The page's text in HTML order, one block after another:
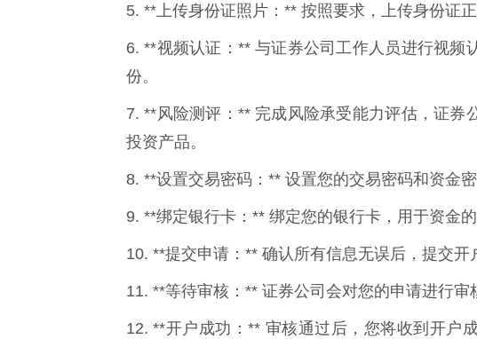
5. **上传身份证照片：** 按照要求，上传身份证
6. **视频认证：** 与证券公司工作人员进行视频
份。
7. **风险测评：** 完成风险承受能力评估，证券
投资产品。
8. **设置交易密码：** 设置您的交易密码和资金密
9. **绑定银行卡：** 绑定您的银行卡，用于资金的
10. **提交申请：** 确认所有信息无误后，提交开
11. **等待审核：** 证券公司会对您的申请进行审
12. **开户成功：** 审核通过后，您将收到开户